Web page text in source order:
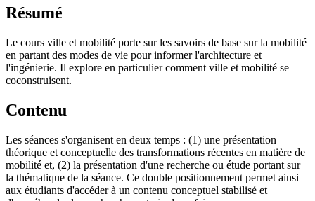
Résumé
Le cours ville et mobilité porte sur les savoirs de base sur la mobilité
en partant des modes de vie pour informer l'architecture et
l'ingénierie. Il explore en particulier comment ville et mobilité se
coconstruisent.
Contenu
Les séances s'organisent en deux temps : (1) une présentation
théorique et conceptuelle des transformations récentes en matière de
mobilité et, (2) la présentation d'une recherche ou étude portant sur
la thématique de la séance. Ce double positionnement permet ainsi
aux étudiants d'accéder à un contenu conceptuel stabilisé et